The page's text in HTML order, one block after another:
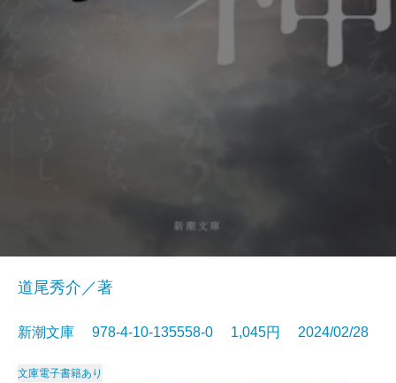
道尾秀介／著
新潮文庫 978-4-10-135558-0 1,045円 2024/02/28
文庫電子書籍あり